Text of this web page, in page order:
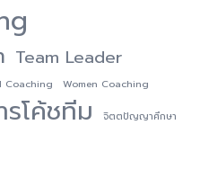
Team Leader
Coaching Women Coaching
รโค้ชทีม
จิตตปัญญาศึกษา